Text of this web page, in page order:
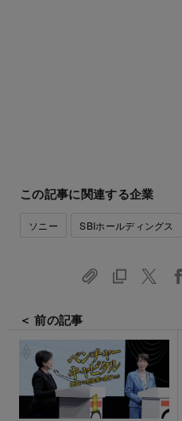
この記事に関連する企業
ソニー SBIホールディングス
＜ 前の記事